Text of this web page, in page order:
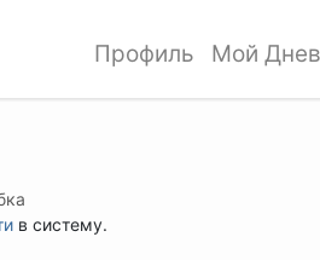
Профиль Мой
в систему.